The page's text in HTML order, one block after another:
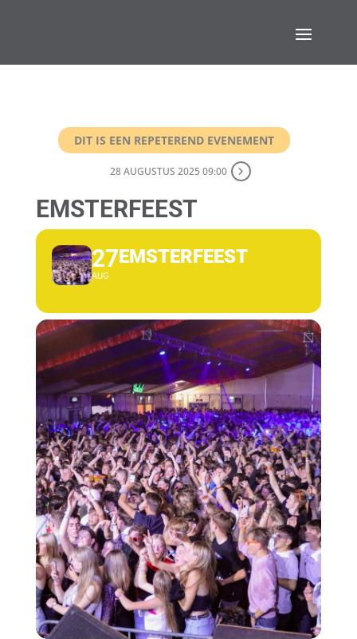
DIT IS EEN REPETEREND EVENEMENT
28 AUGUSTUS 2025 09:00
EMSTERFEEST
27
AUG
EMSTERFEEST